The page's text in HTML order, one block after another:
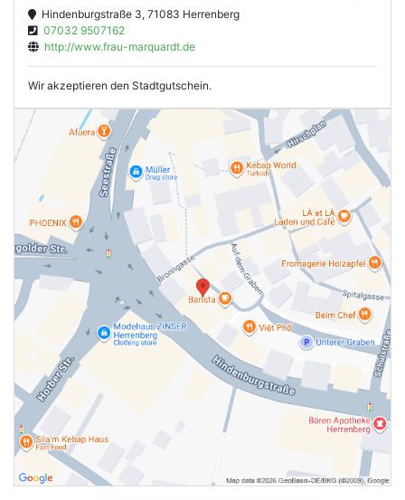
Hindenburgstraße 3, 71083 Herrenberg
07032 9507162
http://www.frau-marquardt.de
Wir akzeptieren den Stadtgutschein.